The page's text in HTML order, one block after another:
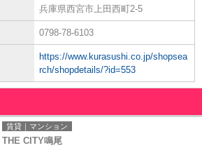
兵庫県西宮市上田西町2-5
0798-78-6103
https://www.kurasushi.co.jp/shopsea
rch/shopdetails/?id=553
賃貸｜マンション
THE CITY鳴尾